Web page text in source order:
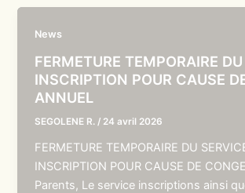
News
FERMETURE TEMPORAIRE
INSCRIPTION POUR CAUSE
ANNUEL
SEGOLENE R. / 24 avril 2026
FERMETURE TEMPORAIRE DU
INSCRIPTION POUR CAUSE DE
Parents, Le service inscriptions ainsi